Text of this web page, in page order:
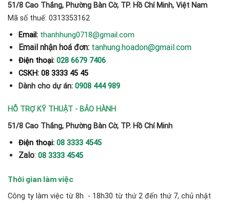
51/8 Cao Thắng, Phường Bàn Cờ, TP. Hồ Chí Minh, Việt Nam
Mã số thuế: 0313353162
Email: thanhhung0718@gmail.com
Email nhận hoá đơn: tanhung.hoadon@gmail.com
Điện thoại: 028 6679 7406
CSKH: 08 3333 45 45
Dành cho dự án: 0908 444 989
HỖ TRỢ KỸ THUẬT - BẢO HÀNH
51/8 Cao Thắng, Phường Bàn Cờ, TP. Hồ Chí Minh
Điện thoại: 08 3333 4545
Zalo: 08 3333 4545
Thời gian làm việc
Công ty làm việc từ 8h - 18h30 từ thứ 2 đến thứ 7, chủ nhật